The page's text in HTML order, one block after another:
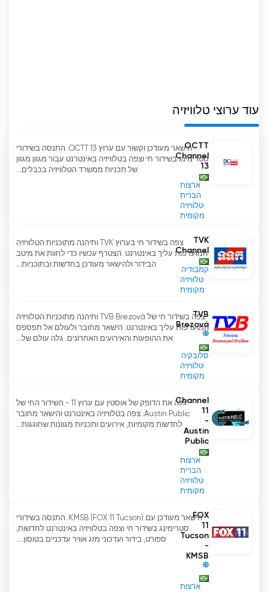
עוד ערוצי טלוויזיה
OCTT
Channel
13
ארצות
הברית
טלוויזיה
מקומית
הישאר מעודכן וקשור עם ערוץ OCTT 13. התנסה בשידורי
סטרימינג בשידור חי וצפה בטלוויזיה באינטרנט עבור מגוון מגוון
של תכניות ממשרד הטלוויזיה בכבלים...
TVK
Channel
קמבודיה
טלוויזיה
מקומית
צפה בשידור חי בערוץ TVK ותיהנה מתוכניות הטלוויזיה
המועדפות עליך באינטרנט. הצטרף עכשיו כדי לחוות את מיטב
הבידור ולהישאר מעודכן בחדשות ובתוכניות...
TVB
Brezová
סלובקיה
טלוויזיה
מקומית
צפה בשידור חי של TVB Brezová ותיהנה מתוכניות הטלוויזיה
המועדפות עליך באינטרנט. הישאר מחובר ולעולם אל תפספס
את ההופעות והאירועים האחרונים. גלה עולם של...
Channel
11
-
Austin
Public
ארצות
הברית
טלוויזיה
מקומית
גלה את הדופק של אוסטין עם ערוץ 11 - השידור החי של
Austin Public. צפה בטלוויזיה באינטרנט והישאר מחובר
לחדשות מקומיות, אירועים ותכניות מגוונות שחוגגות...
FOX
11
Tucson
-
KMSB
ארצות
הישאר מעודכן עם KMSB (FOX 11 Tucson). התנסה בשידורי
סטרימינג בשידור חי וצפה בטלוויזיה באינטרנט לחדשות,
ספורט, בידור ועדכוני מזג אוויר עדכניים בטוסון....